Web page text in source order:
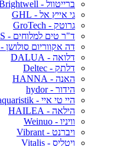
ברייטוול - Brightwell
גי אייץ אל - GHL
גרוטק - GroTech
ד"ר טים למלוחים - DR. TIM'S
דה אקווריום סולושן - The Aquarium Solution
דלואה - DALUA
דלתק - Deltec
האנה - HANNA
הידור - hydor
היי טי איי - ATI aquaristik
הילאה - HAILEA
וויניו - Weinuo
ויברנט - Vibrant
ויטליס - Vitalis